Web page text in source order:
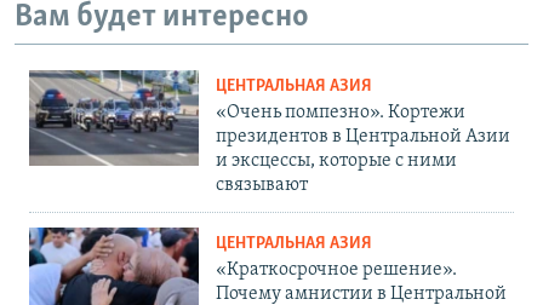
Вам будет интересно
ЦЕНТРАЛЬНАЯ АЗИЯ
«Очень помпезно». Кортежи
президентов в Центральной Азии
и эксцессы, которые с ними
связывают
ЦЕНТРАЛЬНАЯ АЗИЯ
«Краткосрочное решение».
Почему амнистии в Центральной